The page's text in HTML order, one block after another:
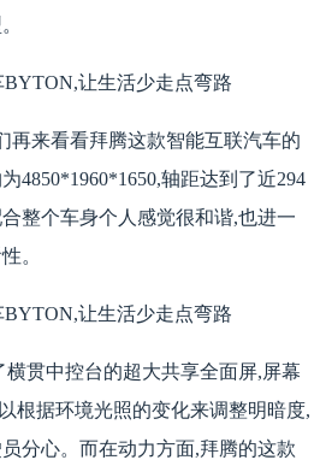
再来看看拜腾这款智能互联汽车的
4850*1960*1650,轴距达到了近294
整个车身个人感觉很和谐,也进一
。
贯中控台的超大共享全面屏,屏幕
根据环境光照的变化来调整明暗度,
分心。而在动力方面,拜腾的这款